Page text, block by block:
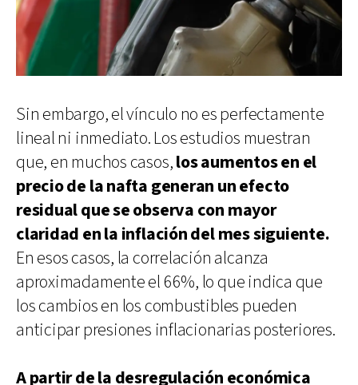
Sin embargo, el vínculo no es perfectamente
lineal ni inmediato. Los estudios muestran
que, en muchos casos,los aumentos en el
precio de la nafta generan un efecto
residual que se observa con mayor
claridad en la inflación del mes siguiente.
En esos casos, la correlación alcanza
aproximadamente el 66%, lo que indica que
los cambios en los combustibles pueden
anticipar presiones inflacionarias posteriores.
A partir de la desregulación económica